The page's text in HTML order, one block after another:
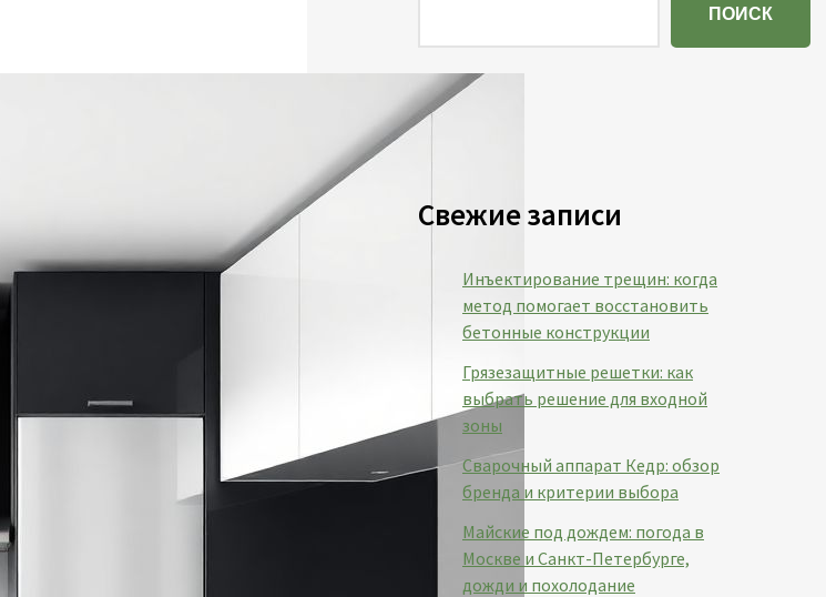
ПОИСК
Свежие записи
Инъектирование трещин: когда
метод помогает восстановить
бетонные конструкции
Грязезащитные решетки: как
выбрать решение для входной
зоны
Сварочный аппарат Кедр: обзор
бренда и критерии выбора
Майские под дождем: погода в
Москве и Санкт-Петербурге,
дожди и похолодание